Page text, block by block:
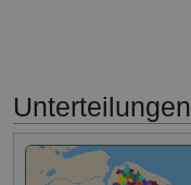
Unterteilungen